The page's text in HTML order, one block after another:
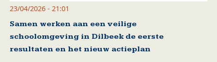
23/04/2026 - 21:01
Samen werken aan een veilige
schoolomgeving in Dilbeek de eerste
resultaten en het nieuw actieplan